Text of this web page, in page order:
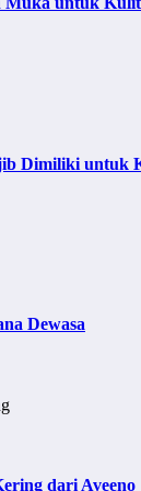
Dimiliki untuk
Dewasa
dari Aveeno